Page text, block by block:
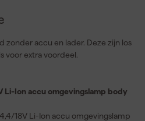
zonder accu en lader. Deze zijn los
voor extra voordeel.
Li-Ion accu omgevingslamp body
18V Li-Ion accu omgevingslamp